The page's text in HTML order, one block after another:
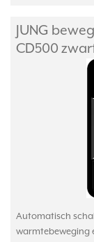
JUNG
CD500 zwart
Automatisch
warmtebeweging